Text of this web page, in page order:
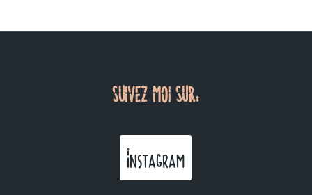
SUIVEZ MOI SUR:
Instagram